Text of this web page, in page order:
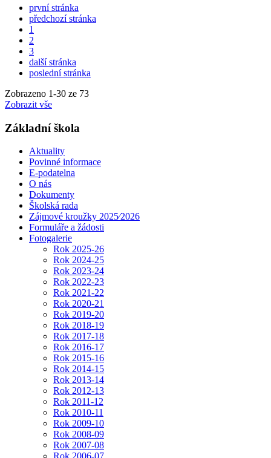
první stránka
předchozí stránka
1
2
3
další stránka
poslední stránka
Zobrazeno 1-30 ze 73
Zobrazit vše
Základní škola
Aktuality
Povinné informace
E-podatelna
O nás
Dokumenty
Školská rada
Zájmové kroužky 2025⁄2026
Formuláře a žádosti
Fotogalerie
Rok 2025-26
Rok 2024-25
Rok 2023-24
Rok 2022-23
Rok 2021-22
Rok 2020-21
Rok 2019-20
Rok 2018-19
Rok 2017-18
Rok 2016-17
Rok 2015-16
Rok 2014-15
Rok 2013-14
Rok 2012-13
Rok 2011-12
Rok 2010-11
Rok 2009-10
Rok 2008-09
Rok 2007-08